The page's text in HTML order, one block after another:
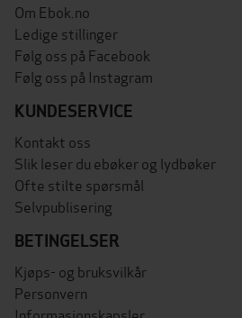
Om Ebok.no
Ledige stillinger
Følg oss på Facebook
Følg oss på Instagram
KUNDESERVICE
Kontakt oss
Slik leser du ebøker og lydbøker
Ofte stilte spørsmål
Selvpublisering
BETINGELSER
Kjøps- og bruksvilkår
Personvern